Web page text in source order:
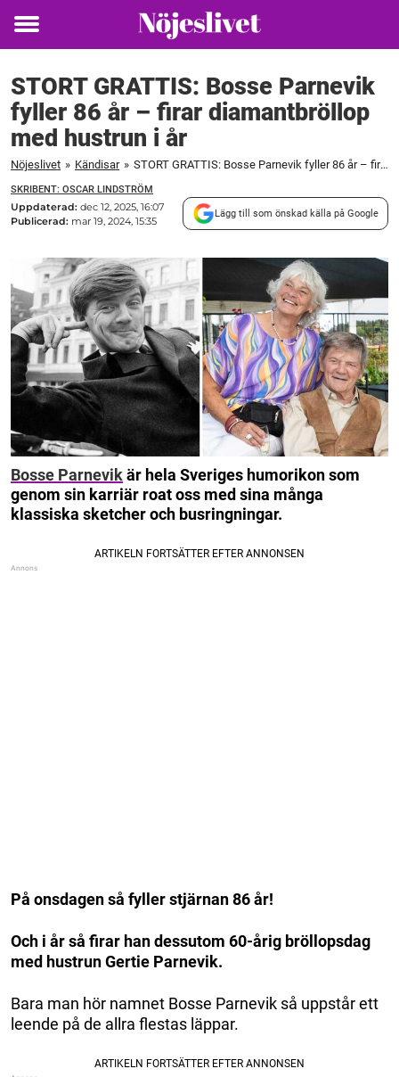
Toggle
STORT GRATTIS: Bosse Parnevik
fyller 86 år – firar diamantbröllop
med hustrun i år
Nöjeslivet » Kändisar » STORT GRATTIS: Bosse Parnevik fyller 86 år – firar diamantbröllop med hustrun i år
SKRIBENT: OSCAR LINDSTRÖM
Uppdaterad: dec 12, 2025, 16:07
Publicerad: mar 19, 2024, 15:35
Lägg till som önskad källa på Google
Bosse Parnevikär hela Sveriges humorikon som
genom sin karriär roat oss med sina många
klassiska sketcher och busringningar.
På onsdagen så fyller stjärnan 86 år!
Och i år så firar han dessutom 60-årig bröllopsdag
med hustrun Gertie Parnevik.
Bara man hör namnet Bosse Parnevik så uppstår ett
leende på de allra flestas läppar.